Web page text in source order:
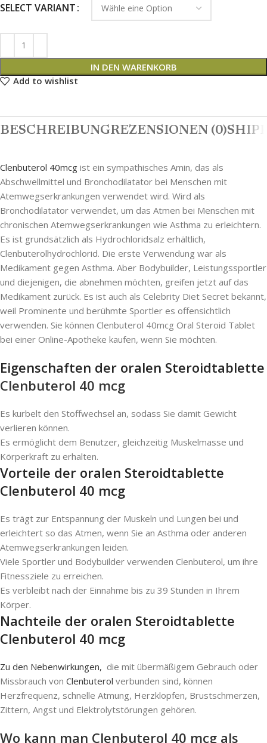
SELECT VARIANT
IN DEN WARENKORB
Add to wishlist
BESCHREIBUNGREZENSIONEN (0)
Clenbuterol 40mcg ist ein sympathisches Amin, das als
Abschwellmittel und Bronchodilatator bei Menschen mit
Atemwegserkrankungen verwendet wird. Wird als
Bronchodilatator verwendet, um das Atmen bei Menschen mit
chronischen Atemwegserkrankungen wie Asthma zu erleichtern.
Es ist grundsätzlich als Hydrochloridsalz erhältlich,
Clenbuterolhydrochlorid. Die erste Verwendung war als
Medikament gegen Asthma. Aber Bodybuilder, Leistungssportler
und diejenigen, die abnehmen möchten, greifen jetzt auf das
Medikament zurück. Es ist auch als Celebrity Diet Secret bekannt,
weil Prominente und berühmte Sportler es offensichtlich
verwenden. Sie können Clenbuterol 40mcg Oral Steroid Tablet
bei einer Online-Apotheke kaufen, wenn Sie möchten.
Eigenschaften der oralen Steroidtablette
Clenbuterol 40 mcg
Es kurbelt den Stoffwechsel an, sodass Sie damit Gewicht
verlieren können.
Es ermöglicht dem Benutzer, gleichzeitig Muskelmasse und
Körperkraft zu erhalten.
Vorteile der oralen Steroidtablette
Clenbuterol 40 mcg
Es trägt zur Entspannung der Muskeln und Lungen bei und
erleichtert so das Atmen, wenn Sie an Asthma oder anderen
Atemwegserkrankungen leiden.
Viele Sportler und Bodybuilder verwenden Clenbuterol, um ihre
Fitnessziele zu erreichen.
Es verbleibt nach der Einnahme bis zu 39 Stunden in Ihrem
Körper.
Nachteile der oralen Steroidtablette
Clenbuterol 40 mcg
Zu den Nebenwirkungen, die mit übermäßigem Gebrauch oder
Missbrauch von Clenbuterol verbunden sind, können
Herzfrequenz, schnelle Atmung, Herzklopfen, Brustschmerzen,
Zittern, Angst und Elektrolytstörungen gehören.
Wo kann man Clenbuterol 40 mcg als